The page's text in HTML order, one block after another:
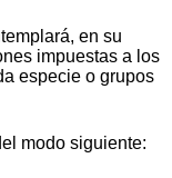
en su
impuestas a los
especie o grupos
modo siguiente: